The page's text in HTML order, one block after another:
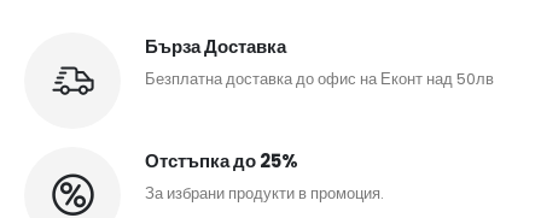
Бърза Доставка
Безплатна доставка до офис на Еконт над 50лв
Отстъпка до 25%
За избрани продукти в промоция.